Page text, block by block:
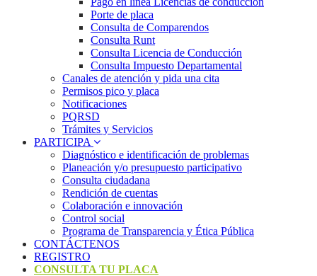
Porte de placa
Consulta de Comparendos
Consulta Runt
Consulta Licencia de Conducción
Consulta Impuesto Departamental
Canales de atención y pida una cita
Permisos pico y placa
Notificaciones
PQRSD
Trámites y Servicios
PARTICIPA
Diagnóstico e identificación de problemas
Planeación y/o presupuesto participativo​
Consulta ciudadana
Rendición de cuentas
Colaboración e innovación
Control social
Programa de Transparencia y Ética Pública
CONTÁCTENOS
REGISTRO
CONSULTA TU PLACA